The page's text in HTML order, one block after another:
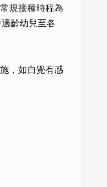
規接種時程為
齡幼兒至各
，如自覺有感